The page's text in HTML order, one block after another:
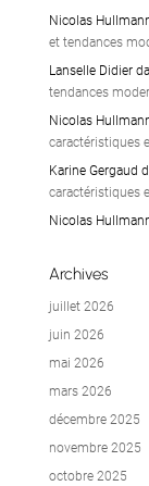
Nicolas
et tendances
Lanselle Didier
tendances
Nicolas
caractéristiques
Karine Gergaud
caractéristiques
Nicolas
Archives
juillet 2026
juin 2026
mai 2026
mars 2026
décembre 2025
novembre 2025
octobre 2025